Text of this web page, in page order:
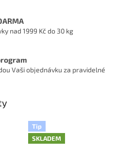
nad 1999 Kč do 30 kg
Vaši objednávku za pravidelné
Tip
SKLADEM